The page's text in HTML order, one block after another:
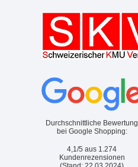
Durchschnittliche Bewertung
bei Google Shopping:
4,1/5 aus 1.274
Kundenrezensionen